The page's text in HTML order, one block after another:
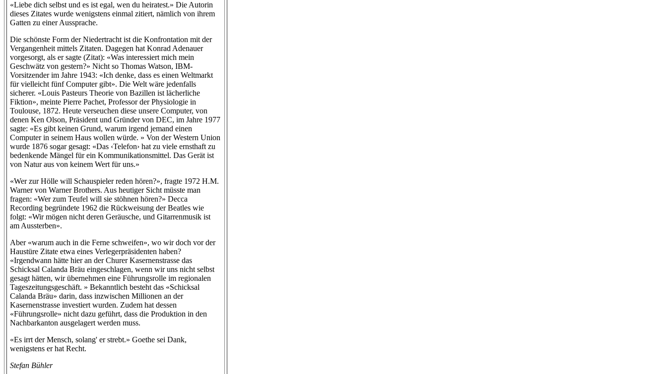
«Liebe dich selbst und es ist egal, wen du heiratest.» Die Autorin
dieses Zitates wurde wenigstens einmal zitiert, nämlich von ihrem
Gatten zu einer Aussprache.
Die schönste Form der Niedertracht ist die Konfrontation mit der
Vergangenheit mittels Zitaten. Dagegen hat Konrad Adenauer
vorgesorgt, als er sagte (Zitat): «Was interessiert mich mein
Geschwätz von gestern?» Nicht so Thomas Watson, IBM-
Vorsitzender im Jahre 1943: «Ich denke, dass es einen Weltmarkt
für vielleicht fünf Computer gibt». Die Welt wäre jedenfalls
sicherer. «Louis Pasteurs Theorie von Bazillen ist lächerliche
Fiktion», meinte Pierre Pachet, Professor der Physiologie in
Toulouse, 1872. Heute verseuchen diese unsere Computer, von
denen Ken Olson, Präsident und Gründer von DEC, im Jahre 1977
sagte: «Es gibt keinen Grund, warum irgend jemand einen
Computer in seinem Haus wollen würde. » Von der Western Union
wurde 1876 sogar gesagt: «Das ‹Telefon› hat zu viele ernsthaft zu
bedenkende Mängel für ein Kommunikationsmittel. Das Gerät ist
von Natur aus von keinem Wert für uns.»
«Wer zur Hölle will Schauspieler reden hören?», fragte 1972 H.M.
Warner von Warner Brothers. Aus heutiger Sicht müsste man
fragen: «Wer zum Teufel will sie stöhnen hören?» Decca
Recording begründete 1962 die Rückweisung der Beatles wie
folgt: «Wir mögen nicht deren Geräusche, und Gitarrenmusik ist
am Aussterben».
Aber «warum auch in die Ferne schweifen», wo wir doch vor der
Haustüre Zitate etwa eines Verlegerpräsidenten haben?
«Irgendwann hätte hier an der Churer Kasernenstrasse das
Schicksal Calanda Bräu eingeschlagen, wenn wir uns nicht selbst
gesagt hätten, wir übernehmen eine Führungsrolle im regionalen
Tageszeitungsgeschäft. » Bekanntlich besteht das «Schicksal
Calanda Bräu» darin, dass inzwischen Millionen an der
Kasernenstrasse investiert wurden. Zudem hat dessen
«Führungsrolle» nicht dazu geführt, dass die Produktion in den
Nachbarkanton ausgelagert werden muss.
«Es irrt der Mensch, solang' er strebt.» Goethe sei Dank,
wenigstens er hat Recht.
Stefan Bühler